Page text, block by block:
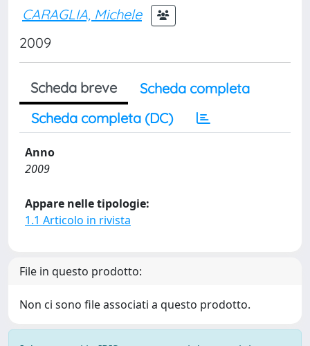
CARAGLIA, Michele
2009
Scheda breve
Scheda completa
Scheda completa (DC)
Anno
2009
Appare nelle tipologie:
1.1 Articolo in rivista
File in questo prodotto:
Non ci sono file associati a questo prodotto.